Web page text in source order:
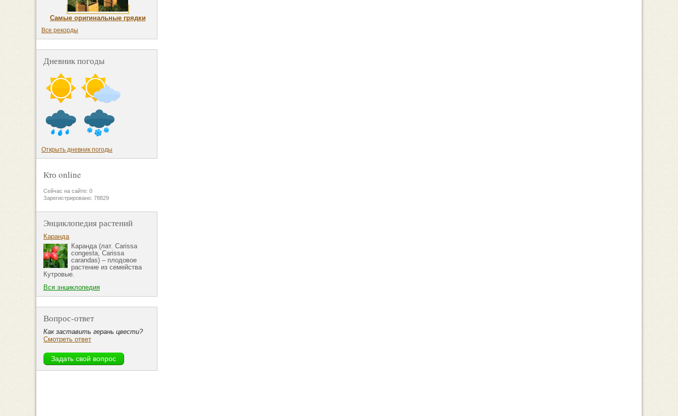
Самые оригинальные грядки
Все рекорды
Дневник погоды
Открыть дневник погоды
Кто online
Сейчас на сайте: 0
Зарегистрировано: 78829
Энциклопедия растений
Каранда
Каранда (лат. Carissa
congesta, Carissa
carandas) – плодовое
растение из семейства
Кутровые.
Вся энциклопедия
Вопрос-ответ
Как заставить герань цвести?
Смотреть ответ